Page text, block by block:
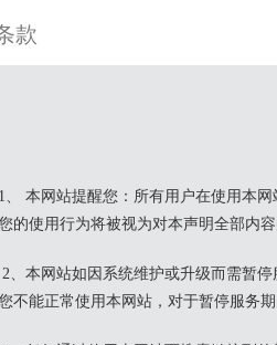
款
1、 本网站提醒您：所有用户在使用本
的使用行为将被视为对本声明全部内容
2、本网站如因系统维护或升级而需暂
不能正常使用本网站，对于暂停服务